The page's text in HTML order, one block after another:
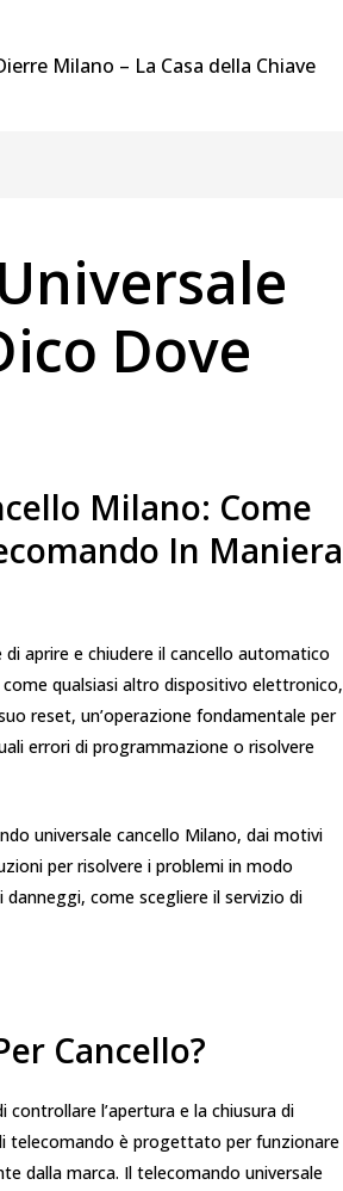
Milano – La Casa della Chiave
Dove
Milano: Come
In Maniera
aprire e chiudere il cancello automatico
qualsiasi altro dispositivo elettronico,
reset, un’operazione fondamentale per
errori di programmazione o risolvere
universale cancello Milano, dai motivi
per risolvere i problemi in modo
come scegliere il servizio di
Cancello?
l’apertura e la chiusura di
telecomando è progettato per funzionare
dalla marca. Il telecomando universale